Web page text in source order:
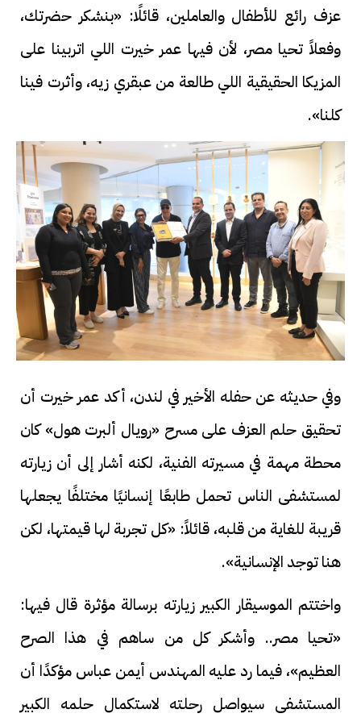
عزف رائع للأطفال والعاملين، قائلًا: «بنشكر حضرتك،
وفعلاً تحيا مصر، لأن فيها عمر خيرت اللي اتربينا على
المزيكا الحقيقية اللي طالعة من عبقري زيه، وأثرت فينا
كلنا».
وفي حديثه عن حفله الأخير في لندن، أكد عمر خيرت أن
تحقيق حلم العزف على مسرح «رويال ألبرت هول» كان
محطة مهمة في مسيرته الفنية، لكنه أشار إلى أن زيارته
لمستشفى الناس تحمل طابعًا إنسانيًا مختلفًا يجعلها
قريبة للغاية من قلبه، قائلاً: «كل تجربة لها قيمتها، لكن
هنا توجد الإنسانية».
واختتم الموسيقار الكبير زيارته برسالة مؤثرة قال فيها:
«تحيا مصر.. وأشكر كل من ساهم في هذا الصرح
العظيم»، فيما رد عليه المهندس أيمن عباس مؤكدًا أن
المستشفى سيواصل رحلته لاستكمال حلمه الكبير